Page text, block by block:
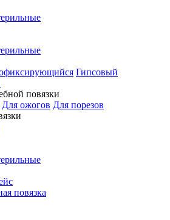
Гипсовый
повязки
Для ожогов Для порезов
повязка